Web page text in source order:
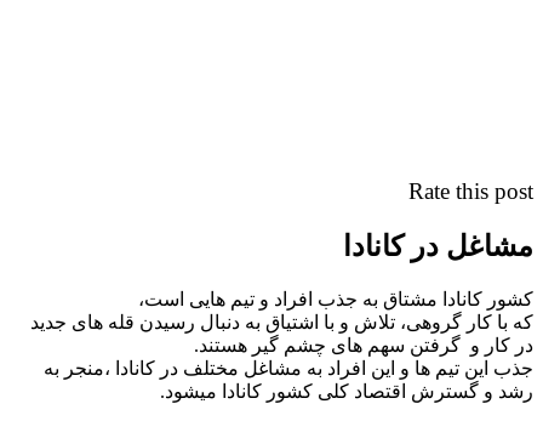
Rate this post
مشاغل در کانادا
کشور کانادا مشتاق به جذب افراد و تیم هایی است،
که با کار گروهی، تلاش و با اشتیاق به دنبال رسیدن قله های جدید
در کار و گرفتن سهم های چشم گیر هستند.
جذب این تیم ها و این افراد به مشاغل مختلف در کانادا ،منجر به
رشد و گسترش اقتصاد کلی کشور کانادا میشود.